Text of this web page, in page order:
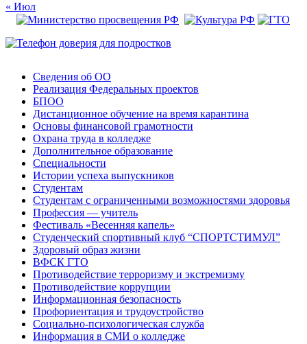
« Июл
Сведения об ОО
Реализация Федеральных проектов
БПОО
Дистанционное обучение на время карантина
Основы финансовой грамотности
Охрана труда в колледже
Дополнительное образование
Специальности
Истории успеха выпускников
Студентам
Студентам с ограниченными возможностями здоровья
Профессия — учитель
Фестиваль «Весенняя капель»
Студенческий спортивный клуб “СПОРТСТИМУЛ”
Здоровый образ жизни
ВФСК ГТО
Противодействие терроризму и экстремизму
Противодействие коррупции
Информационная безопасность
Профориентация и трудоустройство
Социально-психологическая служба
Информация в СМИ о колледже